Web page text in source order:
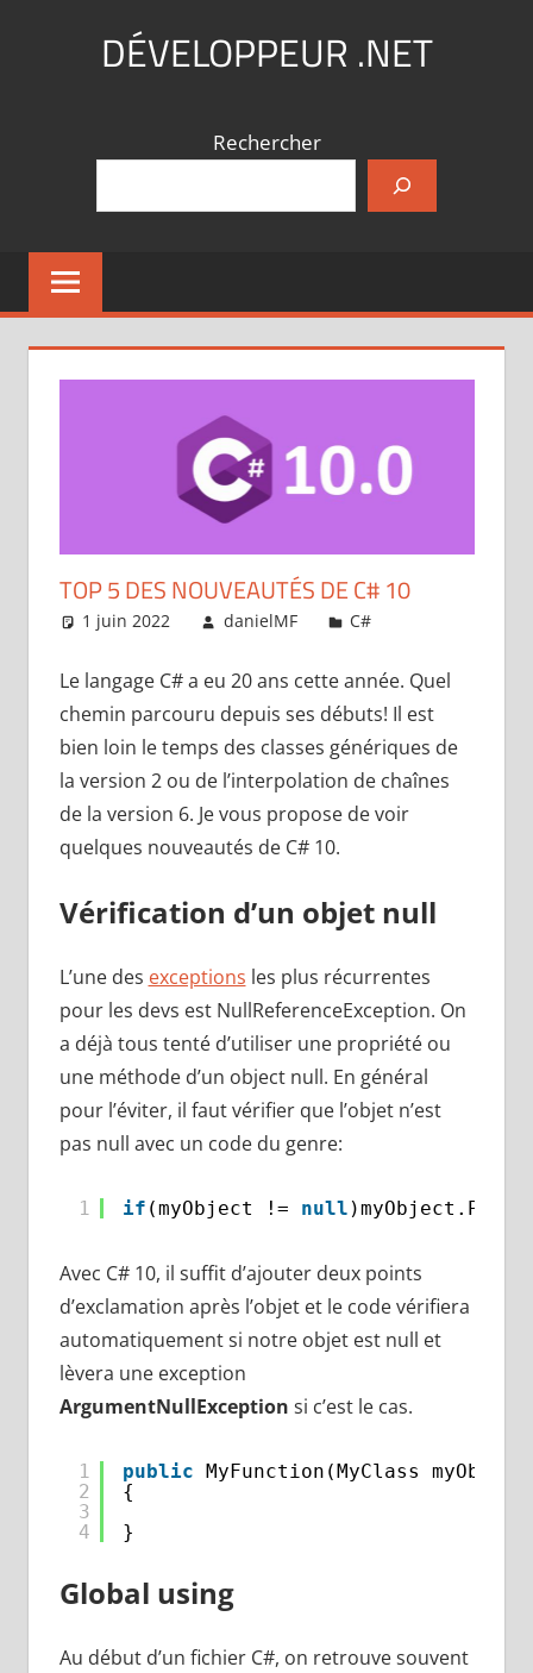
DÉVELOPPEUR .NET
Rechercher
TOP 5 DES NOUVEAUTÉS DE C# 10
1 juin 2022 danielMF C#
Le langage C# a eu 20 ans cette année. Quel
chemin parcouru depuis ses débuts! Il est
bien loin le temps des classes génériques de
la version 2 ou de l’interpolation de chaînes
de la version 6. Je vous propose de voir
quelques nouveautés de C# 10.
Vérification d’un objet null
L’une des exceptions les plus récurrentes
pour les devs est NullReferenceException. On
a déjà tous tenté d’utiliser une propriété ou
une méthode d’un object null. En général
pour l’éviter, il faut vérifier que l’objet n’est
pas null avec un code du genre:
1 if (myObject != null
Avec C# 10, il suffit d’ajouter deux points
d’exclamation après l’objet et le code vérifiera
automatiquement si notre objet est null et
lèvera une exception
ArgumentNullException si c’est le cas.
1
2
3
4
public MyFunction(MyClass
{
}
Global using
Au début d’un fichier C#, on retrouve souvent